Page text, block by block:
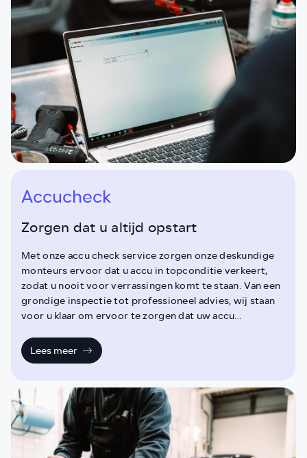
Accucheck
Zorgen dat u altijd opstart
Met onze accu check service zorgen onze deskundige
monteurs ervoor dat u accu in topconditie verkeert,
zodat u nooit voor verrassingen komt te staan. Van een
grondige inspectie tot professioneel advies, wij staan
voor u klaar om ervoor te zorgen dat uw accu
Lees meer